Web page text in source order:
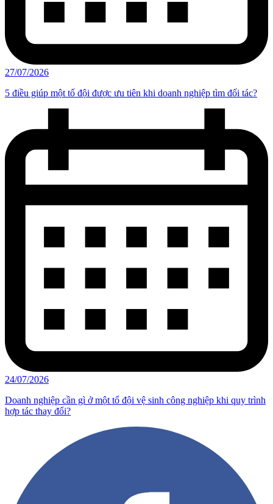
27/07/2026
5 điều giúp một tổ đội được ưu tiên khi doanh nghiệp tìm đối tác?
24/07/2026
Doanh nghiệp cần gì ở một tổ đội vệ sinh công nghiệp khi quy trình
hợp tác thay đổi?